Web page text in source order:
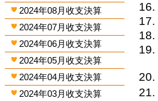
2024年08月收支決算
2024年07月收支決算
2024年06月收支決算
2024年05月收支決算
2024年04月收支決算
2024年03月收支決算